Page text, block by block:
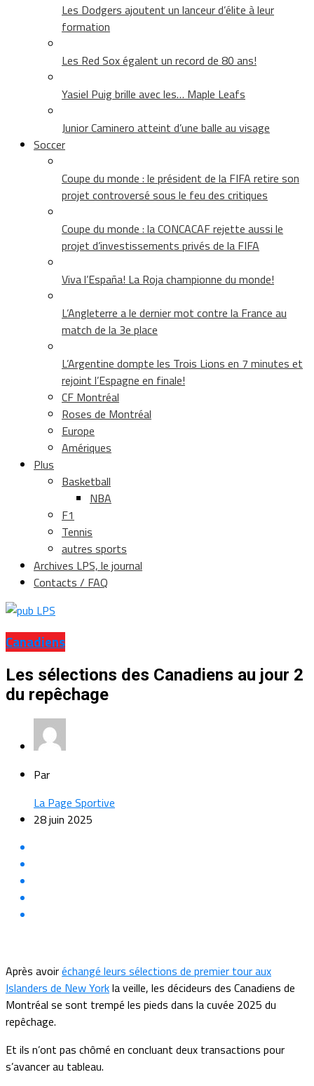
Les Dodgers ajoutent un lanceur d’élite à leur
formation
Les Red Sox égalent un record de 80 ans!
Yasiel Puig brille avec les… Maple Leafs
Junior Caminero atteint d’une balle au visage
Soccer
Coupe du monde : le président de la FIFA retire son
projet controversé sous le feu des critiques
Coupe du monde : la CONCACAF rejette aussi le
projet d’investissements privés de la FIFA
Viva l’España! La Roja championne du monde!
L’Angleterre a le dernier mot contre la France au
match de la 3e place
L’Argentine dompte les Trois Lions en 7 minutes et
rejoint l’Espagne en finale!
CF Montréal
Roses de Montréal
Europe
Amériques
Plus
Basketball
NBA
F1
Tennis
autres sports
Archives LPS, le journal
Contacts / FAQ
Canadiens
Les sélections des Canadiens au jour 2
du repêchage
Par
La Page Sportive
28 juin 2025
Après avoiréchangé leurs sélections de premier tour aux
Islanders de New Yorkla veille, les décideurs des Canadiens de
Montréal se sont trempé les pieds dans la cuvée 2025 du
repêchage.
Et ils n’ont pas chômé en concluant deux transactions pour
s’avancer au tableau.